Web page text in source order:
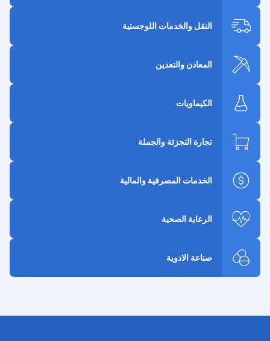
النقل والخدمات اللوجستية
المعادن والتعدين
الكيماويات
تجارة التجزئة والجملة
الخدمات المصرفية والمالية
الرعاية الصحية
صناعة الادوية